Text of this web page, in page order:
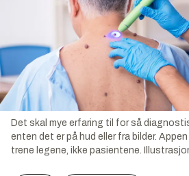
Det skal mye erfaring til for så
enten det er på hud eller fra bilder.
trene legene, ikke pasientene.